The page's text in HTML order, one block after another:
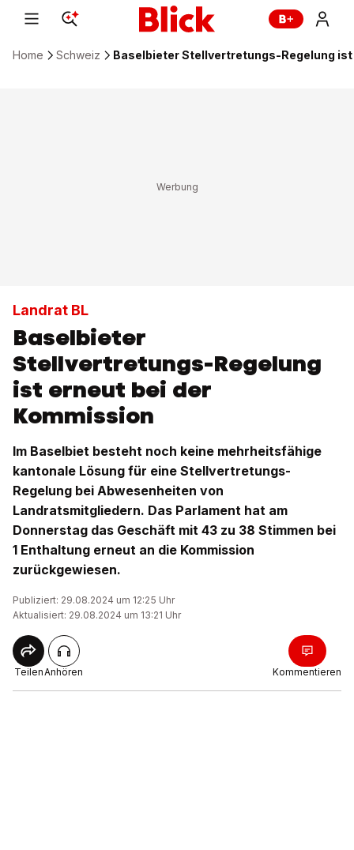
Home Schweiz Baselbieter Stellvertretungs-Regelung
Landrat BL
Baselbieter
Stellvertretungs-Regelung
ist erneut bei der
Kommission
Im Baselbiet besteht noch keine mehrheitsfähige
kantonale Lösung für eine Stellvertretungs-
Regelung bei Abwesenheiten von
Landratsmitgliedern. Das Parlament hat am
Donnerstag das Geschäft mit 43 zu 38 Stimmen bei
1 Enthaltung erneut an die Kommission
zurückgewiesen.
Publiziert: 29.08.2024 um 12:25 Uhr
Aktualisiert: 29.08.2024 um 13:21 Uhr
TeilenAnhören Kommentieren